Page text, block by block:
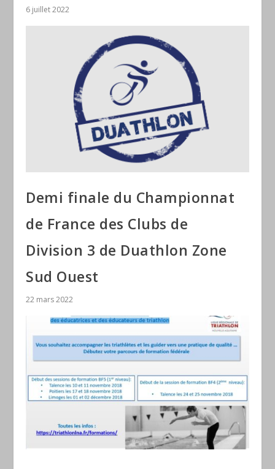
6 juillet 2022
Demi finale du Championnat
de France des Clubs de
Division 3 de Duathlon Zone
Sud Ouest
22 mars 2022